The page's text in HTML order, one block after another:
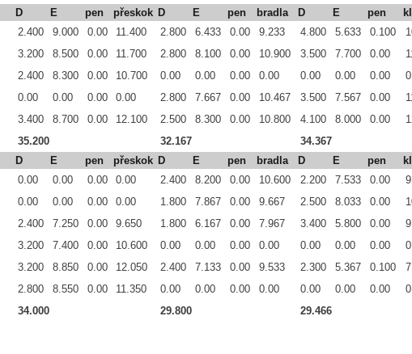
D
E pen přeskok D E pen bradla D E pen
2.400
9.000 0.00 11.400 2.800 6.433 0.00 9.233 4.800 5.633 0.100
3.200
8.500 0.00 11.700 2.800 8.100 0.00 10.900 3.500 7.700 0.00
2.400
8.300 0.00 10.700 0.00 0.00 0.00 0.00 0.00 0.00 0.00
0.00
0.00 0.00 0.00 2.800 7.667 0.00 10.467 3.500 7.567 0.00
3.400
8.700 0.00 12.100 2.500 8.300 0.00 10.800 4.100 8.000 0.00
35.200
32.167 34.367
D
E pen přeskok D E pen bradla D E pen
0.00
0.00 0.00 0.00 2.400 8.200 0.00 10.600 2.200 7.533 0.00
0.00
0.00 0.00 0.00 1.800 7.867 0.00 9.667 2.500 8.033 0.00
2.400
7.250 0.00 9.650 1.800 6.167 0.00 7.967 3.400 5.800 0.00
3.200
7.400 0.00 10.600 0.00 0.00 0.00 0.00 0.00 0.00 0.00
3.200
8.850 0.00 12.050 2.400 7.133 0.00 9.533 2.300 5.367 0.100
2.800
8.550 0.00 11.350 0.00 0.00 0.00 0.00 0.00 0.00 0.00
34.000
29.800 29.466